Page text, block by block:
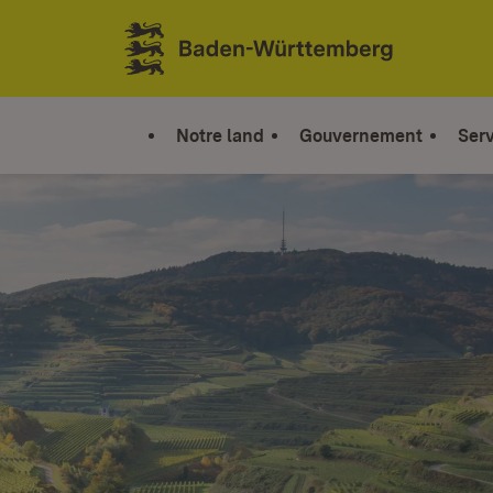
Sauter au contenu
Link zur Startseite
Notre land Gouvernement